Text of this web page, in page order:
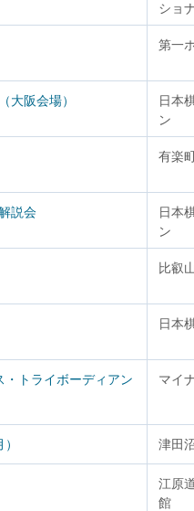
ショ
第一
大阪会場）
日本
ン
有楽
説会
日本
ン
比叡
日本
トライボーディアン
マイ
津田
江原
館